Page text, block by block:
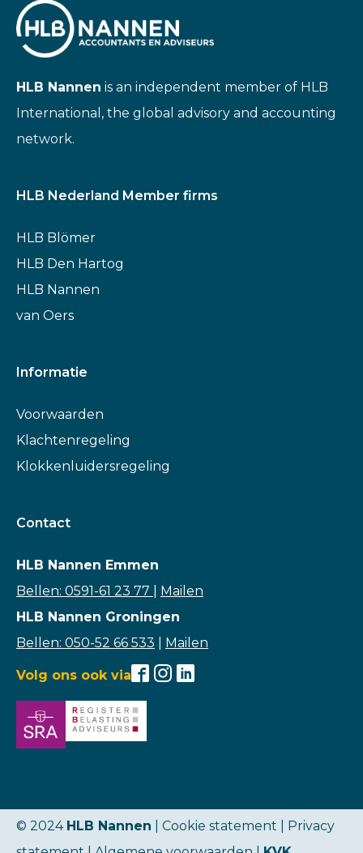
HLB Nannen is an independent member of HLB
International, the global advisory and accounting
network.
HLB Nederland Member firms
HLB Blömer
HLB Den Hartog
HLB Nannen
van Oers
Informatie
Voorwaarden
Klachtenregeling
Klokkenluidersregeling
Contact
HLB Nannen Emmen
Bellen: 0591-61 23 77
Mailen
HLB Nannen Groningen
Bellen: 050-52 66 533
Mailen
Volg ons ook via
© 2024 HLB Nannen | Cookie statement | Privacy